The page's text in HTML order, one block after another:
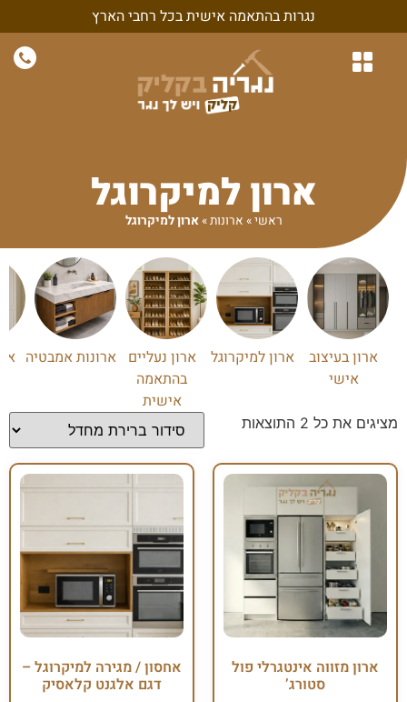
נגרות בהתאמה אישית בכל רחבי הארץ
ארון למיקרוגל
ראשי» ארונות»ארון למיקרוגל
ארון בעיצוב
אישי
ארון למיקרוגל
ארון נעליים
בהתאמה
אישית
ארונות אמבטיה
מציגים את כל ⁦2⁩ התוצאות
ארון מזווה אינטגרלי פול
סטורג’
אחסון / מגירה למיקרוגל –
דגם אלגנט קלאסיק